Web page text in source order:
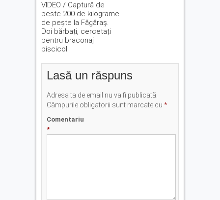
VIDEO / Captură de
peste 200 de kilograme
de pește la Făgăraș.
Doi bărbați, cercetați
pentru braconaj
piscicol
Lasă un răspuns
Adresa ta de email nu va fi publicată.
Câmpurile obligatorii sunt marcate cu *
Comentariu
*